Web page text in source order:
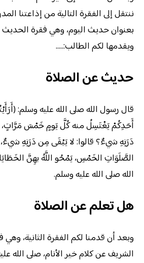
ننتقل إلى الفقرة التالية من إذاعتنا
بعنوان حديث اليوم، وهي فقرة الحديث
ويقدمها لكم الطالب:…..
حديث عن الصلاة
قال رسول الله صلى الله عليه وسلم:
أَحَدِكُمْ يَغْتَسِلُ منه كُلَّ يَومٍ خَمْسَ
دَرَنِهِ شيءٌ؟ قالوا: لا يَبْقَى مِن دَرَنِهِ
الصَّلَوَاتِ الخَمْسِ، يَمْحُو اللَّهُ بهِنَّ
الله صلى الله عليه وسلم.
هل تعلم عن الصلاة
وبعد أن قدمنا لكم الفقرة الثانية،
الشريف عن كلام خير الأنام، صلى الله